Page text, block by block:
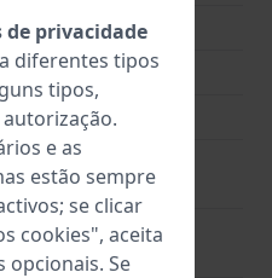
N/A
Fecho
Ouro rosa
65 mm
105 mm
de privacidade
diferentes tipos
tipos,
e as
estão sempre
se clicar
cookies", aceita
opcionais. Se